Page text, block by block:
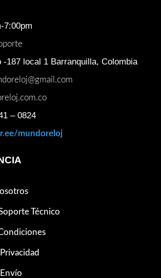
7:00pm
-187 local 1 Barranquilla, Colombia
– 0824
mundoreloj
Técnico